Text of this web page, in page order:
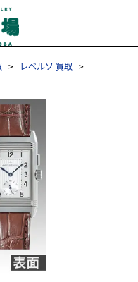
レベルソ 買取